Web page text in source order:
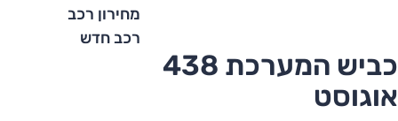
מחירון רכב
רכב חדש
אוגוסט